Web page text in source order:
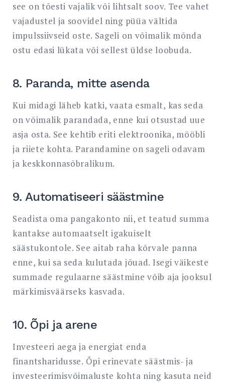
see on tõesti vajalik või lihtsalt soov. Tee vahet
vajadustel ja soovidel ning püüa vältida
impulssiivseid oste. Sageli on võimalik mõnda
ostu edasi lükata või sellest üldse loobuda.
8. Paranda, mitte asenda
Kui midagi läheb katki, vaata esmalt, kas seda
on võimalik parandada, enne kui otsustad uue
asja osta. See kehtib eriti elektroonika, mööbli
ja riiete kohta. Parandamine on sageli odavam
ja keskkonnasõbralikum.
9. Automatiseeri säästmine
Seadista oma pangakonto nii, et teatud summa
kantakse automaatselt igakuiselt
säästukontole. See aitab raha kõrvale panna
enne, kui sa seda kulutada jõuad. Isegi väikeste
summade regulaarne säästmine võib aja jooksul
märkimisväärseks kasvada.
10. Õpi ja arene
Investeeri aega ja energiat enda
finantsharidusse. Õpi erinevate säästmis- ja
investeerimisvõimaluste kohta ning kasuta neid